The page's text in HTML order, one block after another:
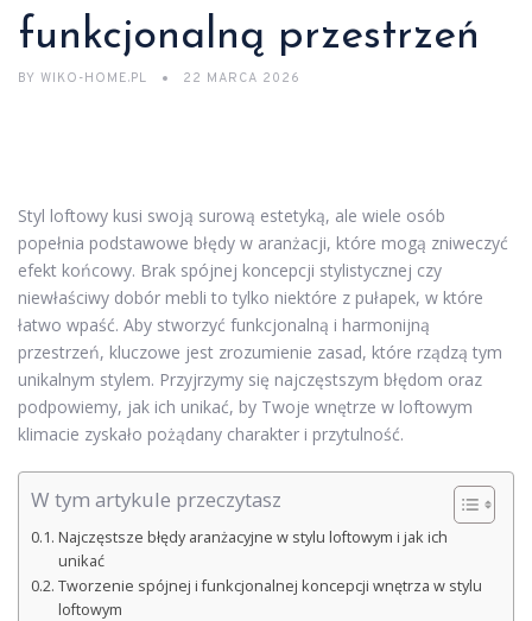
funkcjonalną przestrzeń
BY WIKO-HOME.PL 22 MARCA 2026
Styl loftowy kusi swoją surową estetyką, ale wiele osób
popełnia podstawowe błędy w aranżacji, które mogą zniweczyć
efekt końcowy. Brak spójnej koncepcji stylistycznej czy
niewłaściwy dobór mebli to tylko niektóre z pułapek, w które
łatwo wpaść. Aby stworzyć funkcjonalną i harmonijną
przestrzeń, kluczowe jest zrozumienie zasad, które rządzą tym
unikalnym stylem. Przyjrzymy się najczęstszym błędom oraz
podpowiemy, jak ich unikać, by Twoje wnętrze w loftowym
klimacie zyskało pożądany charakter i przytulność.
W tym artykule przeczytasz
Najczęstsze błędy aranżacyjne w stylu loftowym i jak ich
unikać
Tworzenie spójnej i funkcjonalnej koncepcji wnętrza w stylu
loftowym